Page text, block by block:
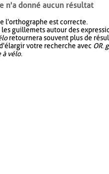
n'a donné aucun résultat
l'orthographe est correcte.
guillemets autour des
retournera souvent plus de
votre recherche avec OR.
à vélo.